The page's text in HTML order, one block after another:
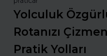
Yolculuk
Rotanızı
Pratik Yolları